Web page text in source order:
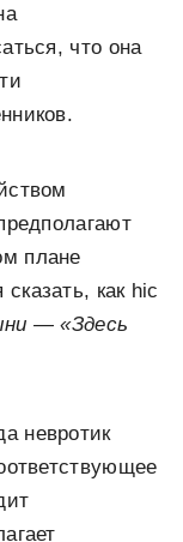
что она
плане
как hic
— «Здесь
невротик